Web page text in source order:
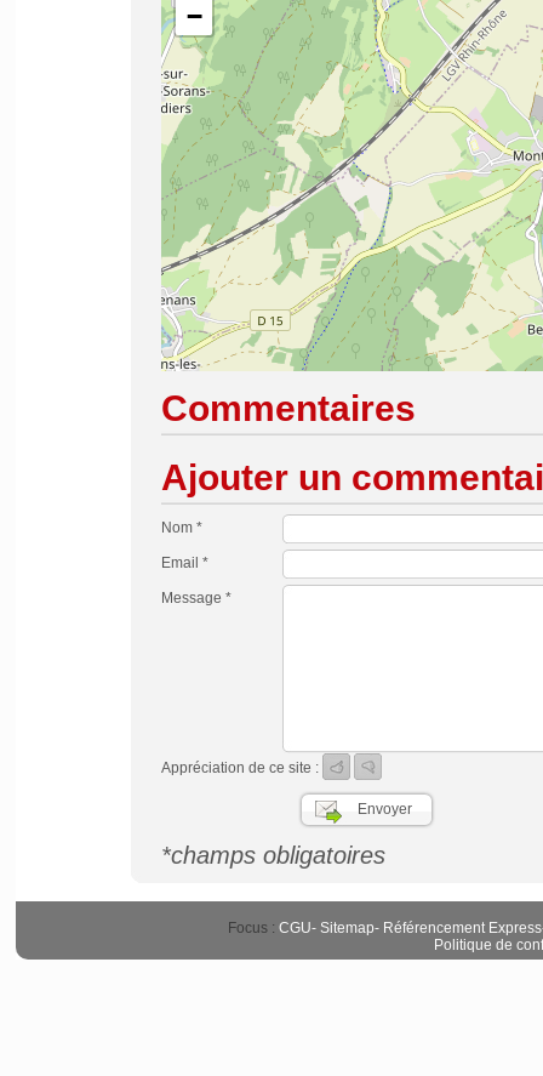
−
Commentaires
Ajouter un
Nom *
Email *
Message *
Appréciation de ce site :
*champs obligatoires
Focus : CGU- Sitemap- Référencement Express
Politique de